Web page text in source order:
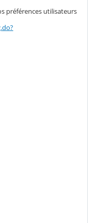
préférences utilisateurs